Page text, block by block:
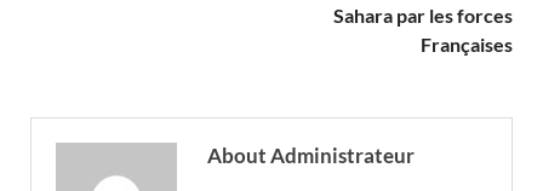
Sahara par les forces
Françaises
About Administrateur